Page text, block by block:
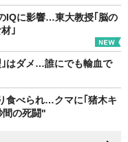
IQに影響…東大教授｢脳の
｣
はダメ…誰にでも輸血で
食べられ…クマに｢猪木キ
間の死闘"